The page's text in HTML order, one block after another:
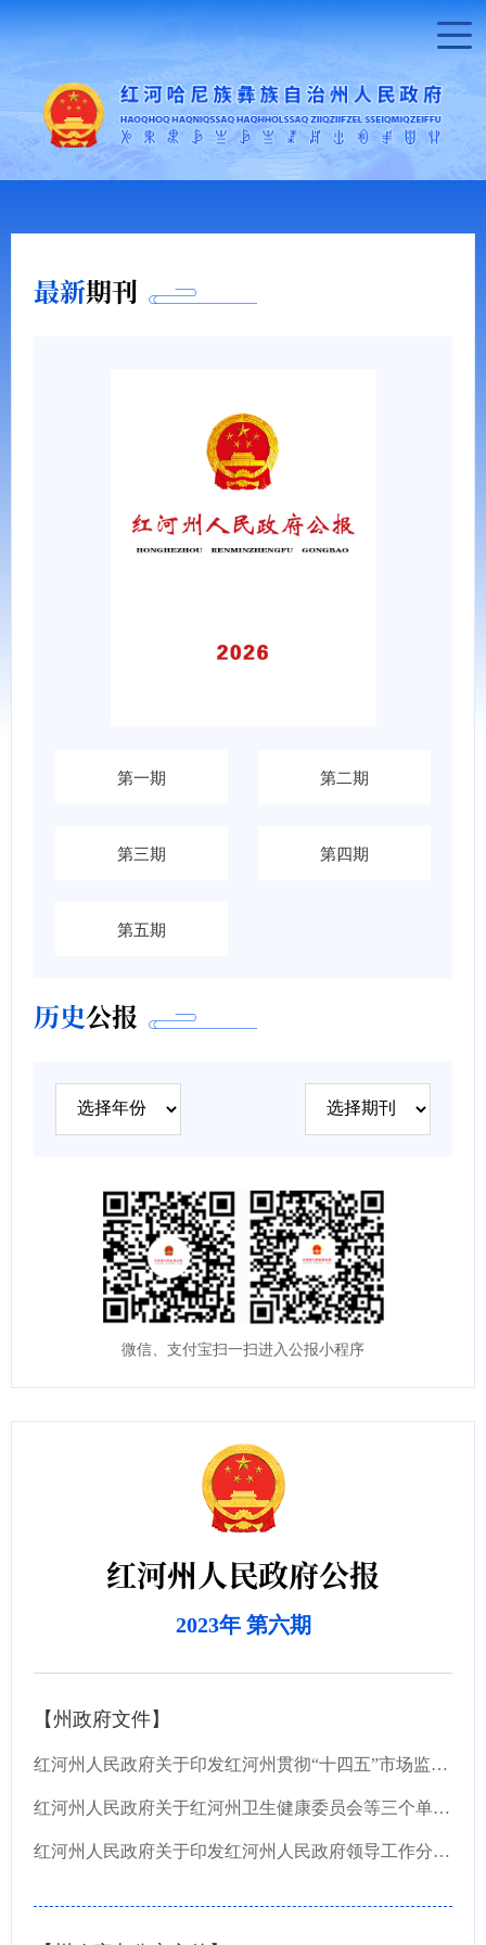
最新期刊
第一期 第二期
第三期 第四期
第五期
历史公报
微信、支付宝扫一扫进入公报小程序
红河州人民政府公报
2023年 第六期
【州政府文件】
红河州人民政府关于印发红河州贯彻“十四五”市场监管现代化规划实施方案的通知
红河州人民政府关于红河州卫生健康委员会等三个单位国有资产处置事项的批复
红河州人民政府关于印发红河州人民政府领导工作分工的通知